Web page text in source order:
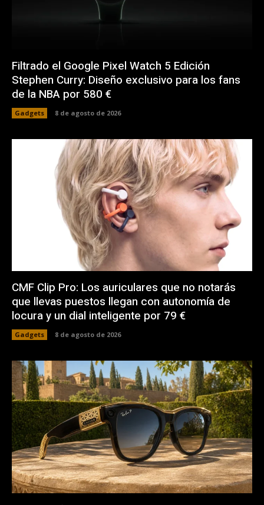
Filtrado el Google Pixel Watch 5 Edición
Stephen Curry: Diseño exclusivo para los fans
de la NBA por 580 €
Gadgets 8 de agosto de 2026
CMF Clip Pro: Los auriculares que no notarás
que llevas puestos llegan con autonomía de
locura y un dial inteligente por 79 €
Gadgets 8 de agosto de 2026